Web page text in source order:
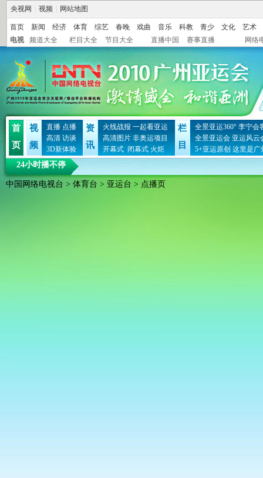
央视网 视频 网站地图
首页 新闻 经济 体育 综艺 春晚 戏曲 音乐 科教 青少 文化
艺术
电视
频道大全 栏目大全 节目大全 直播中国 赛事直播 网络
首
页
视
频
直播 点播
高清 访谈
3D新体验
资
讯
火线战报 一起看亚运
高清图片 非奥运项目
开幕式 闭幕式 火炬
栏
目
全景亚运360° 李宁会
全景亚运会 亚运风云
5+亚运原创 这里是广
24小时播不停
中国网络电视台 > 体育台 > 亚运台 > 点播页